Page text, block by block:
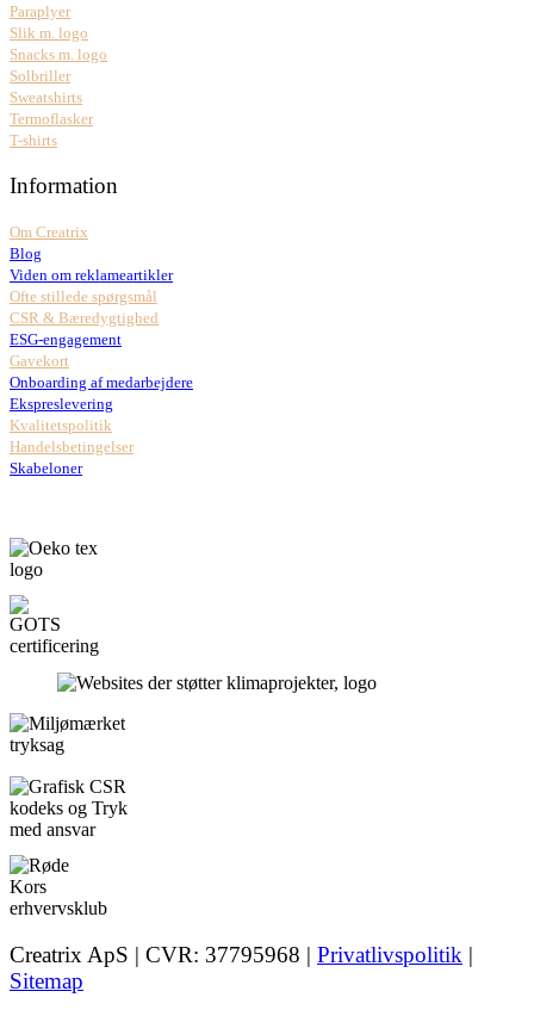
Paraplyer
Slik m. logo
Snacks m. logo
Solbriller
Sweatshirts
Termoflasker
T-shirts
Information
Om Creatrix
Blog
Viden om reklameartikler
Ofte stillede spørgsmål
CSR & Bæredygtighed
ESG-engagement
Gavekort
Onboarding af medarbejdere
Ekspreslevering
Kvalitetspolitik
Handelsbetingelser
Skabeloner
Creatrix ApS | CVR: 37795968 | Privatlivspolitik |
Sitemap